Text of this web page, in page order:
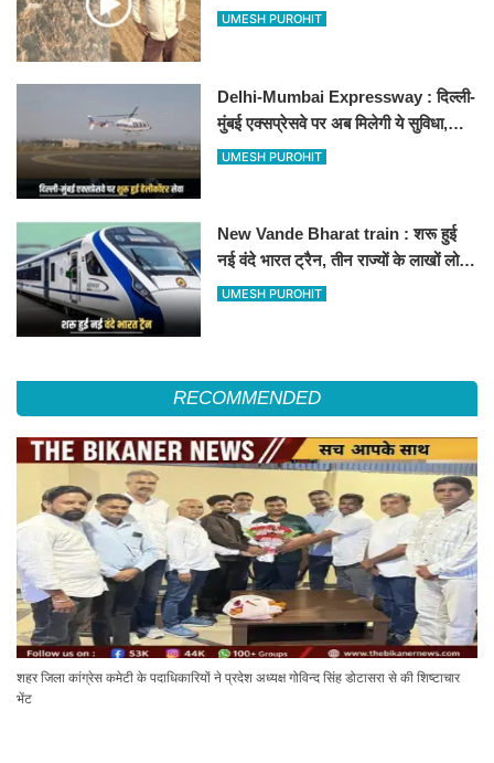
500-500 रुपए के नोट, वीडियो वायरल
UMESH PUROHIT
Delhi-Mumbai Expressway : दिल्ली-
मुंबई एक्सप्रेसवे पर अब मिलेगी ये सुविधा,
हेलीकॉप्टर सर्विस से तुरंत घायल पहुंचेगा
UMESH PUROHIT
New Vande Bharat train : शरू हुई
नई वंदे भारत ट्रैन, तीन राज्यों के लाखों लोगों
का सफर होगा आसान, देखें पूरा रूटमैप
UMESH PUROHIT
RECOMMENDED
शहर जिला कांग्रेस कमेटी के पदाधिकारियों ने प्रदेश अध्यक्ष गोविन्द सिंह डोटासरा से की शिष्टाचार
भेंट